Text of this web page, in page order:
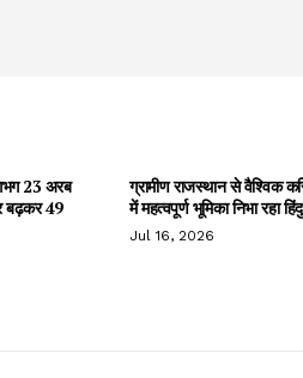
23 अरब
बढ़कर 49
ग्रामीण राजस्थान से वैश्विक
में महत्वपूर्ण भूमिका निभा रहा
Jul 16, 2026